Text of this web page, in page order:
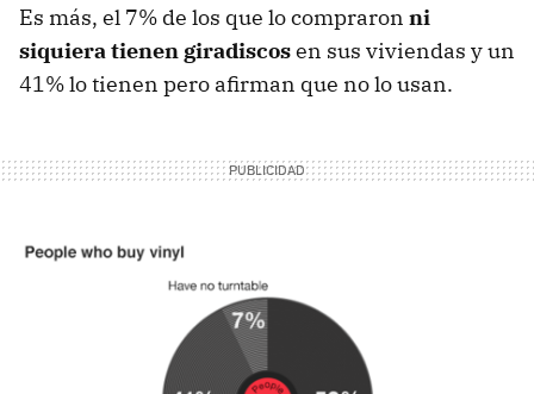
Es más, el 7% de los que lo compraron ni
siquiera tienen giradiscosen sus viviendas y un
41% lo tienen pero afirman que no lo usan.